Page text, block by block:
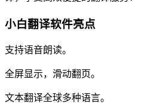
小白翻译软件亮点
支持语音朗读。
全屏显示，滑动翻页。
文本翻译全球多种语言。